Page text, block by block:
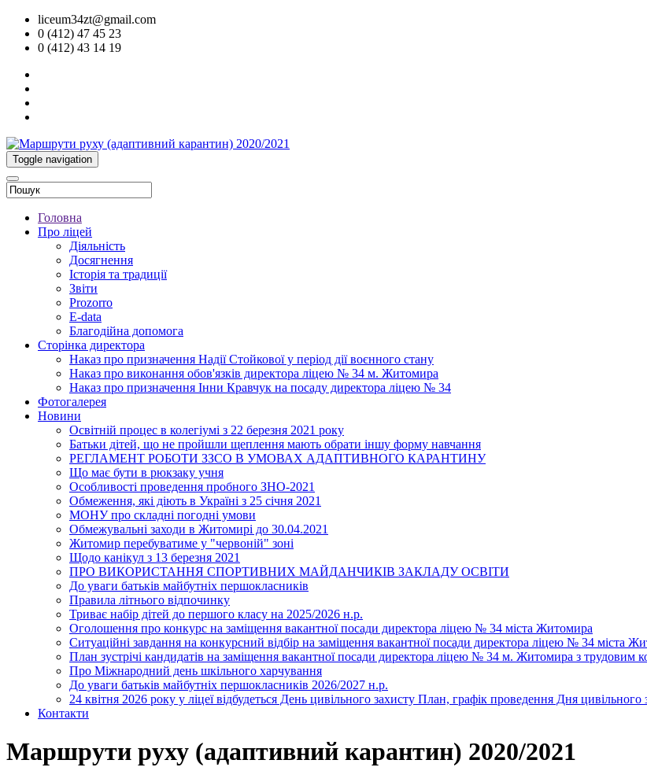
liceum34zt@gmail.com
0 (412) 47 45 23
0 (412) 43 14 19
Toggle navigation
Головна
Про ліцей
Діяльність
Досягнення
Історія та традиції
Звіти
Prozorro
E-data
Благодійна допомога
Сторінка директора
Наказ про призначення Надії Стойкової у період дії воєнного стану
Наказ про виконання обов'язків директора ліцею № 34 м. Житомира
Наказ про призначення Інни Кравчук на посаду директора ліцею № 34
Фотогалерея
Новини
Освітній процес в колегіумі з 22 березня 2021 року
Батьки дітей, що не пройшли щеплення мають обрати іншу форму навчання
РЕГЛАМЕНТ РОБОТИ ЗЗСО В УМОВАХ АДАПТИВНОГО КАРАНТИНУ
Що має бути в рюкзаку учня
Особливості проведення пробного ЗНО-2021
Обмеження, які діють в Україні з 25 січня 2021
МОНУ про складні погодні умови
Обмежувальні заходи в Житомирі до 30.04.2021
Житомир перебуватиме у "червоній" зоні
Щодо канікул з 13 березня 2021
ПРО ВИКОРИСТАННЯ СПОРТИВНИХ МАЙДАНЧИКІВ ЗАКЛАДУ ОСВІТИ
До уваги батьків майбутніх першокласників
Правила літнього відпочинку
Триває набір дітей до першого класу на 2025/2026 н.р.
Оголошення про конкурс на заміщення вакантної посади директора ліцею № 34 міста Житомира
Ситуаційні завдання на конкурсний відбір на заміщення вакантної посади директора ліцею № 34 міста
План зустрічі кандидатів на заміщення вакантної посади директора ліцею № 34 м. Житомира з трудовим
Про Міжнародний день шкільного харчування
До уваги батьків майбутніх першокласників 2026/2027 н.р.
24 квітня 2026 року у ліцеї відбудеться День цивільного захисту План, графік проведення Дня
Контакти
Маршрути руху (адаптивний карантин) 2020/2021